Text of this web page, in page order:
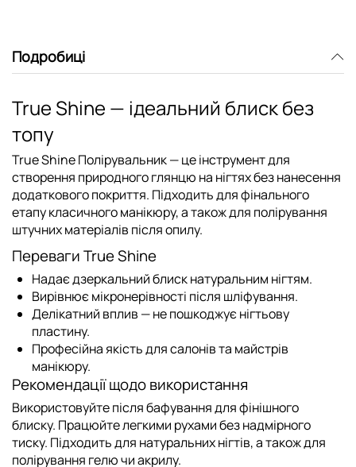
Подробиці
True Shine — ідеальний блиск без
топу
True Shine Полірувальник— це інструмент для
створення природного глянцю на нігтях без нанесення
додаткового покриття. Підходить для фінального
етапу класичного манікюру, а також для полірування
штучних матеріалів після опилу.
Переваги True Shine
Надає дзеркальний блиск натуральним нігтям.
Вирівнює мікронерівності після шліфування.
Делікатний вплив — не пошкоджує нігтьову
пластину.
Професійна якість для салонів та майстрів
манікюру.
Рекомендації щодо використання
Використовуйте після бафування для фінішного
блиску. Працюйте легкими рухами без надмірного
тиску. Підходить для натуральних нігтів, а також для
полірування гелю чи акрилу.